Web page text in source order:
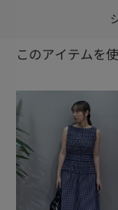
このアイテムを